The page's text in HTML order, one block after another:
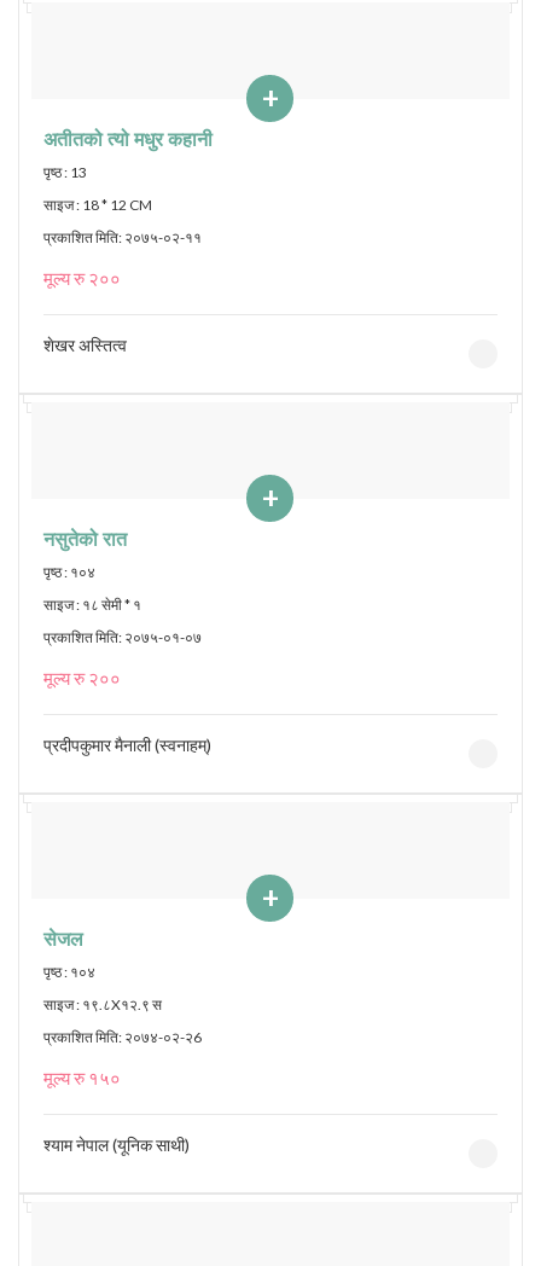
+
अतीतको त्यो मधुर कहानी
पृष्ठ : 13
साइज : 18 * 12 CM
प्रकाशित मिति: २०७५-०२-११
मूल्य रु २००
शेखर अस्तित्व
+
नसुतेको रात
पृष्ठ : १०४
साइज : १८ सेमी * १
प्रकाशित मिति: २०७५-०१-०७
मूल्य रु २००
प्रदीपकुमार मैनाली (स्वनाहम्)
+
सेजल
पृष्ठ : १०४
साइज : १९.८X१२.९ स
प्रकाशित मिति: २०७४-०२-२6
मूल्य रु १५०
श्याम नेपाल (यूनिक साथी)